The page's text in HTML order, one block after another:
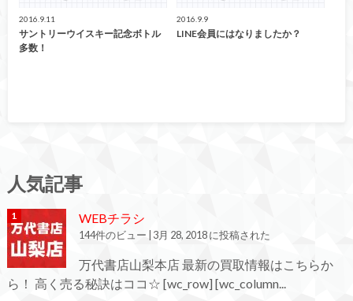
2016.9.11
サントリーウイスキー記念ボトル
多数！
2016.9.9
LINE会員にはなりましたか？
人気記事
WEBチラシ
144件のビュー | 3月 28, 2018 に投稿された
万代書店山梨本店 最新の買取情報はこちらか
ら！ 高く売る秘訣はココ☆ [wc_row] [wc_column...